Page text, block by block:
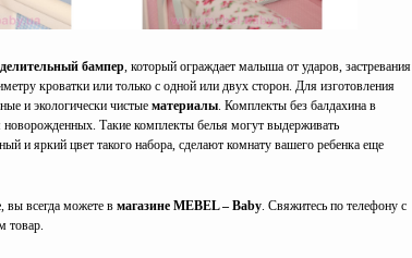
бампер, который ограждает малыша от ударов, застревания
кроватки или только с одной или двух сторон. Для изготовления
и экологически чистые материалы. Комплекты без балдахина в
новорожденных. Такие комплекты белья могут выдерживать
и яркий цвет такого набора, сделают комнату вашего ребенка еще
, вы всегда можете в магазине MEBEL – Baby. Свяжитесь по телефону с
товар.